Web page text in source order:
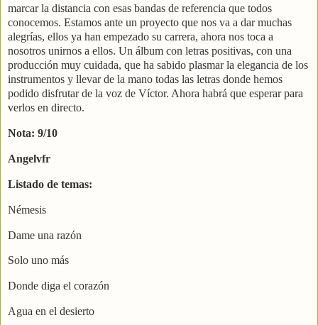
marcar la distancia con esas bandas de referencia que todos
conocemos. Estamos ante un proyecto que nos va a dar muchas
alegrías, ellos ya han empezado su carrera, ahora nos toca a
nosotros unirnos a ellos. Un álbum con letras positivas, con una
producción muy cuidada, que ha sabido plasmar la elegancia de los
instrumentos y llevar de la mano todas las letras donde hemos
podido disfrutar de la voz de Víctor. Ahora habrá que esperar para
verlos en directo.
Nota: 9/10
Angelvfr
Listado de temas:
Némesis
Dame una razón
Solo uno más
Donde diga el corazón
Agua en el desierto